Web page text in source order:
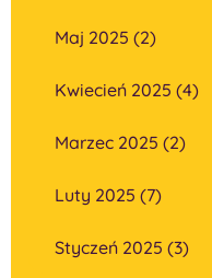
Maj 2025 (2)
Kwiecień 2025 (4)
Marzec 2025 (2)
Luty 2025 (7)
Styczeń 2025 (3)